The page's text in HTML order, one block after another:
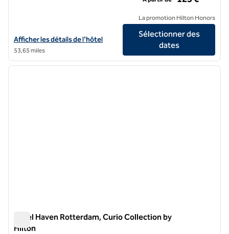
Afficher les détails de l'hôtel Hilton Rotterdam
Afficher les détails de l'hôtel
53,65 miles
La promotion Hilton Honors
Sélectionner des
dates
1/12
1 sur 12
Hôtel Haven Rotterdam, Curio Collection by
Hilton